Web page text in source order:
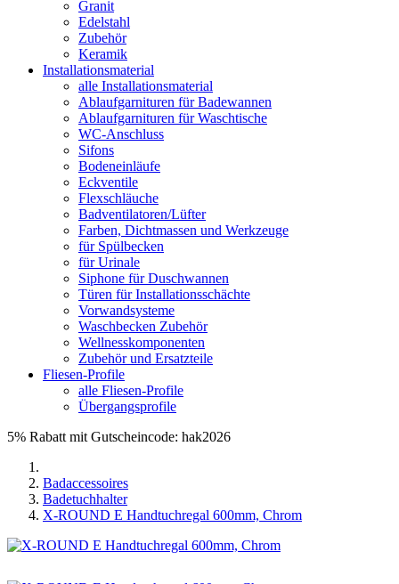
Granit
Edelstahl
Zubehör
Keramik
Installationsmaterial
alle Installationsmaterial
Ablaufgarnituren für Badewannen
Ablaufgarnituren für Waschtische
WC-Anschluss
Sifons
Bodeneinläufe
Eckventile
Flexschläuche
Badventilatoren/Lüfter
Farben, Dichtmassen und Werkzeuge
für Spülbecken
für Urinale
Siphone für Duschwannen
Türen für Installationsschächte
Vorwandsysteme
Waschbecken Zubehör
Wellnesskomponenten
Zubehör und Ersatzteile
Fliesen-Profile
alle Fliesen-Profile
Übergangsprofile
5% Rabatt mit Gutscheincode: hak2026
Badaccessoires
Badetuchhalter
X-ROUND E Handtuchregal 600mm, Chrom